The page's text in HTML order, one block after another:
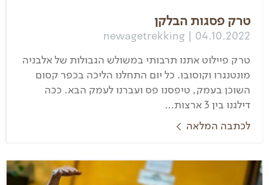
טרק פסגות הבלקן
newagetrekking | 04.10.2022
טרק פיילוט אתנו תרבותי במשולש הגבולות של אלבניה
מונטנגרו וקוסובו. כל יום התחלנו הליכה בכפר קסום
השוכן בעמק, טיפסנו פס ועברנו לעמק הבא. ככה
דילגנו בין 3 ארצות…
לכתבה המלאה